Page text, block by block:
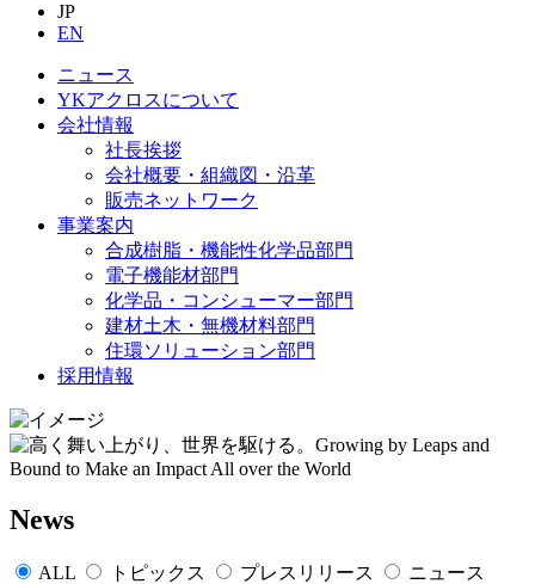
JP
EN
ニュース
YKアクロスについて
会社情報
社長挨拶
会社概要・組織図・沿革
販売ネットワーク
事業案内
合成樹脂・機能性化学品部門
電子機能材部門
化学品・コンシューマー部門
建材土木・無機材料部門
住環ソリューション部門
採用情報
News
ALL トピックス プレスリリース ニュース